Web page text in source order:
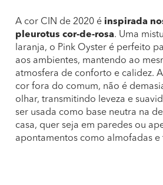
A cor CIN de 2020 é inspirada
pleurotus cor-de-rosa. Uma
laranja, o Pink Oyster é perfeito
aos ambientes, mantendo ao
atmosfera de conforto e calidez.
cor fora do comum, não é
olhar, transmitindo leveza e
ser usada como base neutra na
casa, quer seja em paredes ou
apontamentos como almofadas e